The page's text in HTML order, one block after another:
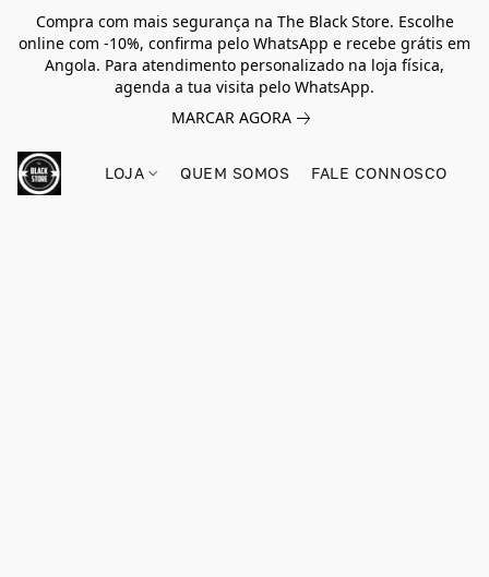
Compra com mais segurança na The Black Store. Escolhe
online com -10%, confirma pelo WhatsApp e recebe grátis em
Angola. Para atendimento personalizado na loja física,
agenda a tua visita pelo WhatsApp.
MARCAR AGORA
LOJA QUEM SOMOS FALE CONNOSCO